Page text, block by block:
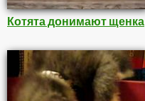
Котята донимают щенка